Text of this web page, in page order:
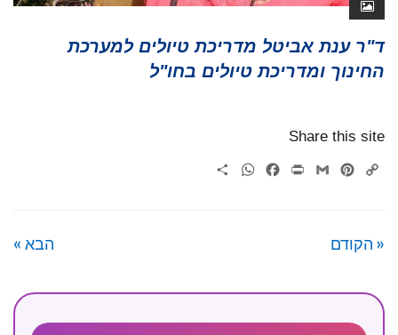
ד"ר ענת אביטל מדריכת טיולים למערכת
החינוך ומדריכת טיולים בחו"ל
Share this site
Copy
Pinterest
Gmail
Print
Facebook
WhatsApp
« הקודם הבא »